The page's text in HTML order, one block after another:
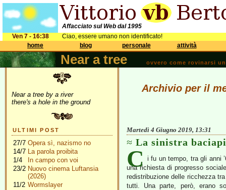
Affacciato sul Web dal 1995
Ven 7 - 16:38
Ciao, essere umano non identificato!
home
blog personale attività
Near a tree ovvero come rovinarsi
Near a tree by a river
there's a hole in the ground
ULTIMI POST
27/7 Opera sì, nazismo no
14/7 La parola proibita
1/4
In campo con voi
23/2 Nuovo cinema Luftansia
(2026)
11/2 Wormslayer
Archivio per il
Martedì 4 Giugno 2019, 13:31
La sinistra
C i fu un tempo, tra gli anni
una richiesta di progresso
redistribuzione delle ricchezza
tutti. Una parte, però, erano